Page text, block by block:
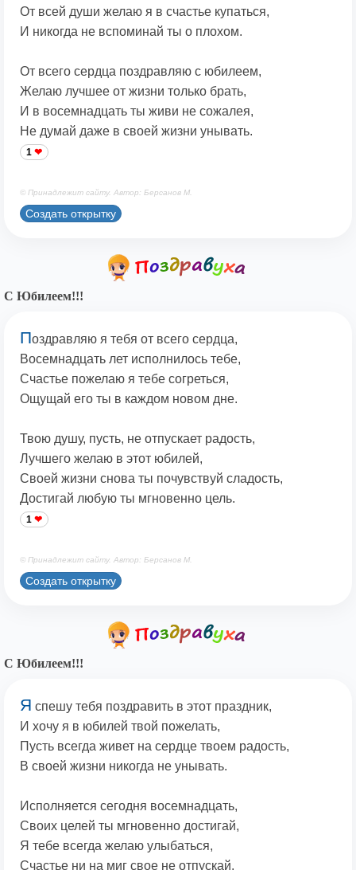
От всей души желаю я в счастье купаться,
И никогда не вспоминай ты о плохом.
От всего сердца поздравляю с юбилеем,
Желаю лучшее от жизни только брать,
И в восемнадцать ты живи не сожалея,
Не думай даже в своей жизни унывать.
1
© Принадлежит сайту. Автор: Берсанов М.
Создать открытку
С Юбилеем!!!
Поздравляю я тебя от всего сердца,
Восемнадцать лет исполнилось тебе,
Счастье пожелаю я тебе согреться,
Ощущай его ты в каждом новом дне.
Твою душу, пусть, не отпускает радость,
Лучшего желаю в этот юбилей,
Своей жизни снова ты почувствуй сладость,
Достигай любую ты мгновенно цель.
1
© Принадлежит сайту. Автор: Берсанов М.
Создать открытку
С Юбилеем!!!
Я спешу тебя поздравить в этот праздник,
И хочу я в юбилей твой пожелать,
Пусть всегда живет на сердце твоем радость,
В своей жизни никогда не унывать.
Исполняется сегодня восемнадцать,
Своих целей ты мгновенно достигай,
Я тебе всегда желаю улыбаться,
Счастье ни на миг свое не отпускай.